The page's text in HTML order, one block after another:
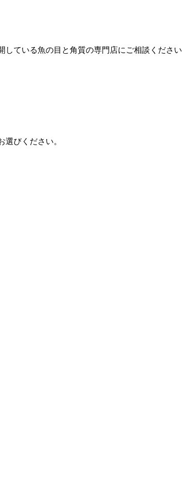
ている魚の目と角質の専門店にご相談ください
選びください。